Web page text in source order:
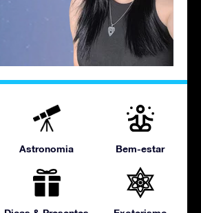
Astronomia Bem-estar